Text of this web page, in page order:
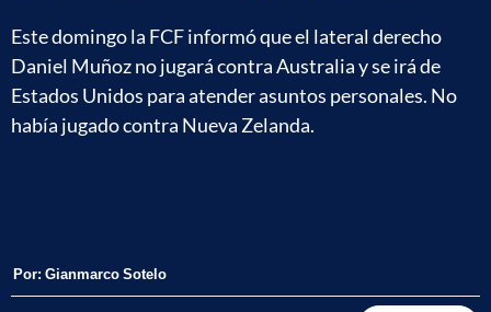
Este domingo la FCF informó que el lateral derecho
Daniel Muñoz no jugará contra Australia y se irá de
Estados Unidos para atender asuntos personales. No
había jugado contra Nueva Zelanda.
Por: Gianmarco Sotelo